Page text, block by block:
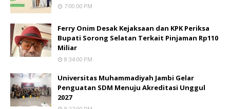
7:00:00 PM
Ferry Onim Desak Kejaksaan dan KPK Periksa
Bupati Sorong Selatan Terkait Pinjaman Rp110
Miliar
8:34:00 PM
Universitas Muhammadiyah Jambi Gelar
Penguatan SDM Menuju Akreditasi Unggul
2027